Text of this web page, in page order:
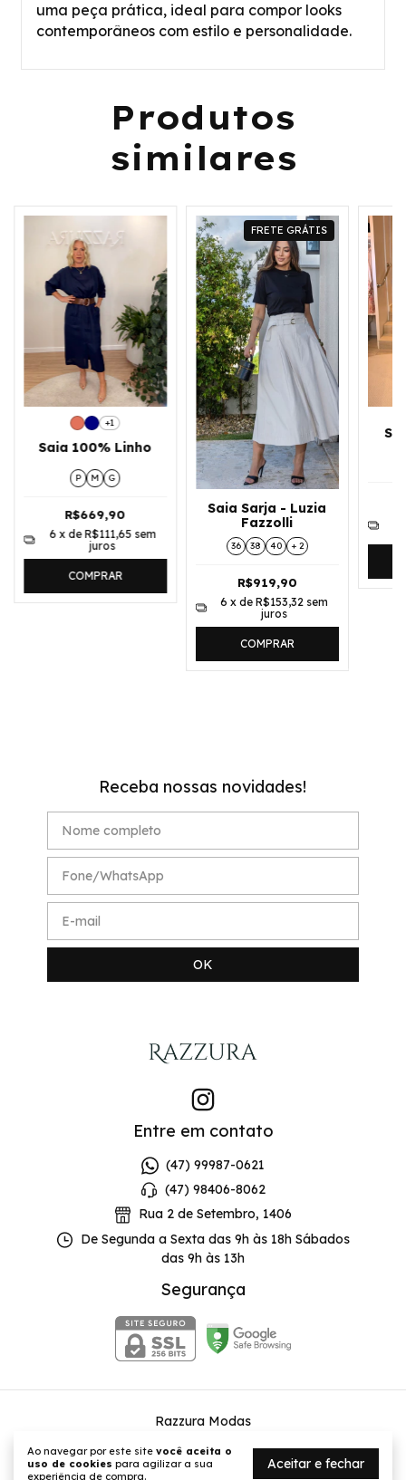
Ao navegar por este site você aceita o
uso de cookies para agilizar a sua
experiência de compra.
Aceitar e fechar
uma peça prática, ideal para compor looks
contemporâneos com estilo e personalidade.
Produtos
similares
+1
Saia 100% Linho
P M G
R$669,90
6 x deR$111,65 sem
juros
COMPRAR
FRETE GRÁTIS
Saia Sarja - Luzia
Fazzolli
36 38 40 + 2
R$919,90
6 x deR$153,32 sem
juros
COMPRAR
Receba nossas novidades!
Entre em contato
(47) 99987-0621
(47) 98406-8062
Rua 2 de Setembro, 1406
De Segunda a Sexta das 9h às 18h Sábados
das 9h às 13h
Segurança
Razzura Modas